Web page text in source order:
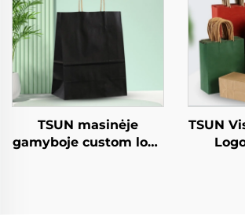
TSUN masinėje
gamyboje custom logo
TSUN